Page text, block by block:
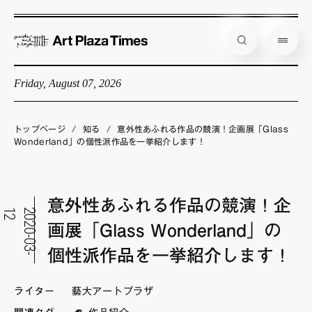
Friday, August 07, 2026
企画展情報
インタビュー
アーティスト
店舗からのお知らせ
公式通販
トップページ / 知る /
意外性あふれる作品の競演！企画展「Glass
Wonderland」の個性派作品を一挙紹介します！
2
0
2
0
-
0
3
-
1
2
意外性あふれる作品の競演！企
画展「Glass Wonderland」の
個性派作品を一挙紹介します！
ライター 藝大アートプラザ